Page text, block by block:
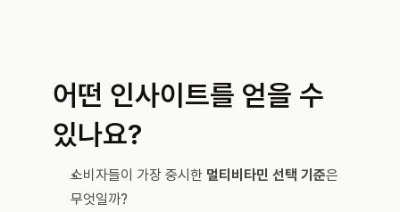
어떤 인사이트를 얻을 수
있나요?
소비자들이 가장 중시한 멀티비타민 선택 기준은
무엇일까?